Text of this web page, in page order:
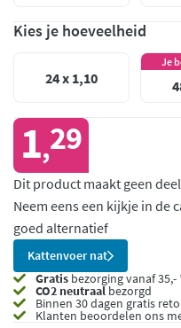
Kies je hoeveelheid
24 x 1,10
Je
1,29
Dit product maakt geen
Neem eens een kijkje in de
goed alternatief
Kattenvoer nat
Gratis bezorging vanaf 35,-
CO2 neutraalbezorgd
Binnen 30 dagen gratis
Klanten beoordelen ons